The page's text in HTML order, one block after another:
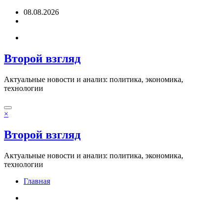
Перейти08.08.2026
Второй взгляд
Актуальные новости и анализ: политика, экономика,
технологии
×
Второй взгляд
Актуальные новости и анализ: политика, экономика,
технологии
Главная